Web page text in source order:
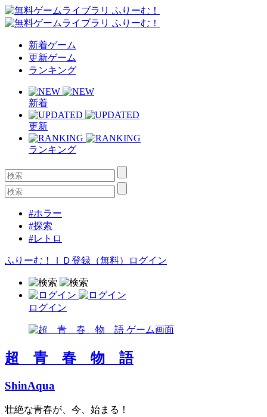
新着ゲーム
更新ゲーム
ランキング
新着
更新
ランキング
#ホラー
#探索
#レトロ
ふりーむ！ＩＤ登録（無料） ログイン
ログイン
超 青 春 物 語
ShinAqua
壮絶な青春が、今、始まる！